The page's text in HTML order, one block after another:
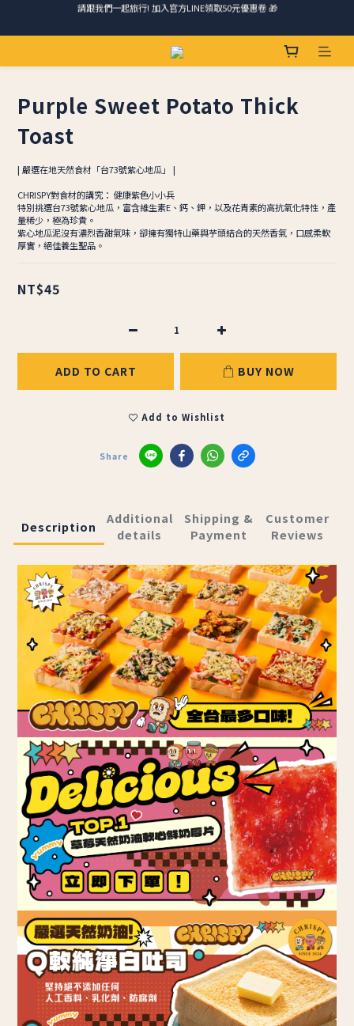
請跟我們一起旅行! 加入官方LINE領取50元優惠卷 🎁
ＣＨＲＩＳＰＹ會員好禮｜集點換購物金+生日禮，獨家優惠不錯過！
請跟我們一起旅行! 加入官方LINE領取50元優惠卷 🎁
Purple Sweet Potato Thick ​​
Toast
| 嚴選在地天然食材「台73號紫心地瓜」 |
CHRISPY對食材的講究： 健康紫色小小兵
特別挑選台73號紫心地瓜，富含維生素E、鈣、鉀，以及花青素的高抗氧化特性，產
量稀少，極為珍貴。
紫心地瓜泥沒有濃烈香甜氣味，卻擁有獨特山藥與芋頭結合的天然香氣，口感柔軟
厚實，絕佳養生聖品。
NT$45
ADD TO CART BUY NOW
Add to Wishlist
Share
Description
Additional
details
Shipping &
Payment
Customer
Reviews